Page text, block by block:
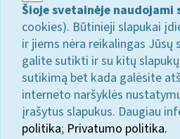
Šioje svetainėje naudojami
cookies). Būtinieji slapukai
ir jiems nėra reikalingas Jūsų
galite sutikti ir su kitų
sutikimą bet kada galėsite
interneto naršyklės
įrašytus slapukus. Daugiau
politika; Privatumo politika.